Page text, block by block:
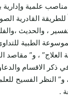
علمية وإدارية
القادرية
، والحديث
الطبية
العلاج” ، و” مقاصد
ذكر الاقسام
و” النظر الفسيح
.